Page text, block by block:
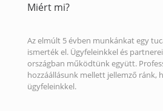
Miért mi?
Az elmúlt 5 évben munkánkat egy
ismerték el. Ügyfeleinkkel és
országban működtünk együtt.
hozzáállásunk mellett jellemző ránk,
ügyfeleinkkel.